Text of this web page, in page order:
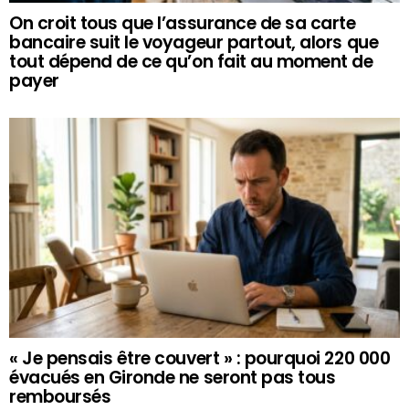
On croit tous que l’assurance de sa carte
bancaire suit le voyageur partout, alors que
tout dépend de ce qu’on fait au moment de
payer
« Je pensais être couvert » : pourquoi 220 000
évacués en Gironde ne seront pas tous
remboursés